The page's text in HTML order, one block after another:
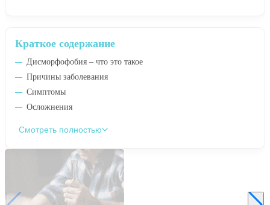
Краткое содержание
Дисморфофобия – что это такое
Причины заболевания
Симптомы
Осложнения
Смотреть полностью